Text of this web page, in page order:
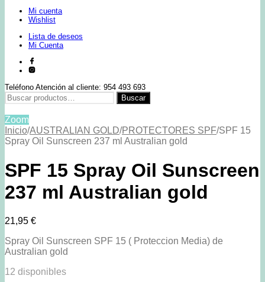
Mi cuenta
Wishlist
Lista de deseos
Mi Cuenta
Teléfono Atención al cliente: 954 493 693
Buscar
por:
Buscar
Zoom
Inicio/AUSTRALIAN GOLD/PROTECTORES SPF/SPF 15
Spray Oil Sunscreen 237 ml Australian gold
SPF 15 Spray Oil Sunscreen
237 ml Australian gold
21,95 €
Spray Oil Sunscreen SPF 15 ( Proteccion Media) de
Australian gold
12 disponibles